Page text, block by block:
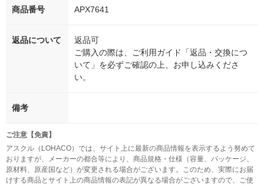
商品番号 APX7641
返品について
返品可
ご購入の際は、ご利用ガイド「返品・交換につ
いて」を必ずご確認の上、お申し込みくださ
い。
備考
ご注意【免責】
アスクル（LOHACO）では、サイト上に最新の商品情報を表示するよう努めて
おりますが、メーカーの都合等により、商品規格・仕様（容量、パッケージ、
原材料、原産国など）が変更される場合がございます。このため、実際にお届
けする商品とサイト上の商品情報の表記が異なる場合がございますので、ご使